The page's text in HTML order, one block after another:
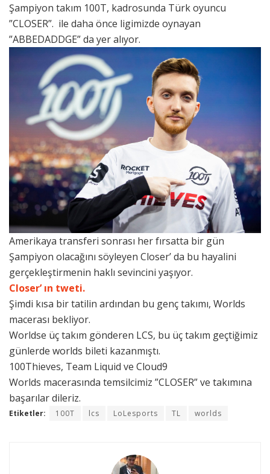
Şampiyon takım 100T, kadrosunda Türk oyuncu
”CLOSER”. ile daha önce ligimizde oynayan
”ABBEDADDGE” da yer alıyor.
Amerikaya transferi sonrası her fırsatta bir gün
Şampiyon olacağını söyleyen Closer’ da bu hayalini
gerçekleştirmenin haklı sevincini yaşıyor.
Closer’ ın tweti.
Şimdi kısa bir tatilin ardından bu genç takımı, Worlds
macerası bekliyor.
Worldse üç takım gönderen LCS, bu üç takım geçtiğimiz
günlerde worlds bileti kazanmıştı.
100Thieves, Team Liquid ve Cloud9
Worlds macerasında temsilcimiz ”CLOSER” ve takımına
başarılar dileriz.
Etiketler: 100T lcs LoLesports TL worlds